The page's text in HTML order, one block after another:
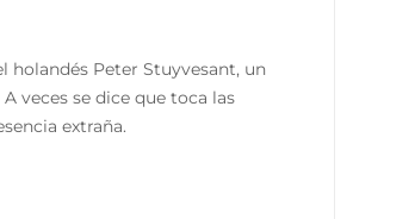
holandés Peter Stuyvesant, un
veces se dice que toca las
extraña.